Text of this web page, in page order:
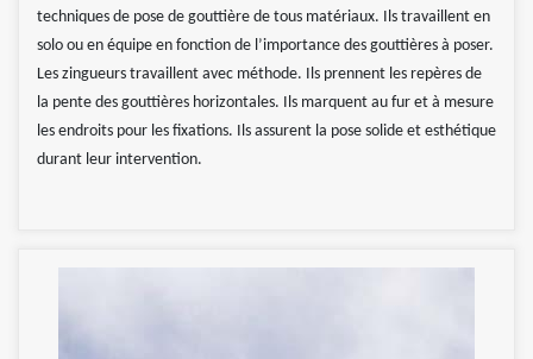
techniques de pose de gouttière de tous matériaux. Ils travaillent en
solo ou en équipe en fonction de l’importance des gouttières à poser.
Les zingueurs travaillent avec méthode. Ils prennent les repères de
la pente des gouttières horizontales. Ils marquent au fur et à mesure
les endroits pour les fixations. Ils assurent la pose solide et esthétique
durant leur intervention.